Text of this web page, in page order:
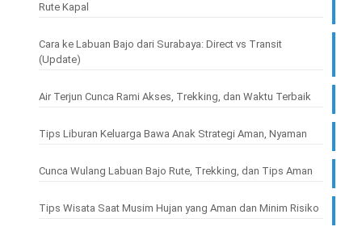
Rute Kapal
Cara ke Labuan Bajo dari Surabaya: Direct vs Transit
(Update)
Air Terjun Cunca Rami Akses, Trekking, dan Waktu Terbaik
Tips Liburan Keluarga Bawa Anak Strategi Aman, Nyaman
Cunca Wulang Labuan Bajo Rute, Trekking, dan Tips Aman
Tips Wisata Saat Musim Hujan yang Aman dan Minim Risiko